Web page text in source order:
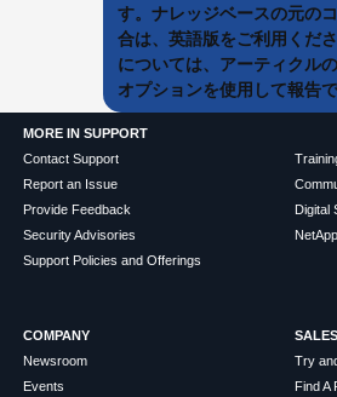
す。ナレッジベースの元の
合は、英語版をご利用くだ
については、アーティクル
オプションを使用して報告で
MORE IN SUPPORT
Contact Support
Report an Issue
Provide Feedback
Security Advisories
Support Policies and Offerings
Digital
COMPANY
Newsroom
Events
SALES
Try
Find A